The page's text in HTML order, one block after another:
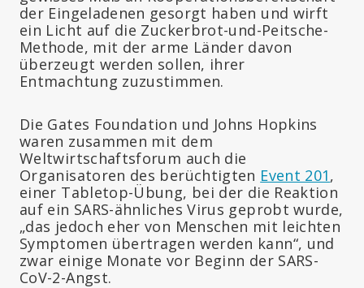
der Eingeladenen gesorgt haben und wirft
ein Licht auf die Zuckerbrot-und-Peitsche-
Methode, mit der arme Länder davon
überzeugt werden sollen, ihrer
Entmachtung zuzustimmen.
Die Gates Foundation und Johns Hopkins
waren zusammen mit dem
Weltwirtschaftsforum auch die
Organisatoren des berüchtigten Event 201,
einer Tabletop-Übung, bei der die Reaktion
auf ein SARS-ähnliches Virus geprobt wurde,
„das jedoch eher von Menschen mit leichten
Symptomen übertragen werden kann“, und
zwar einige Monate vor Beginn der SARS-
CoV-2-Angst.